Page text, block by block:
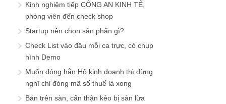
Kinh nghiệm tiếp CÔNG AN KINH TẾ,
phóng viên đến check shop
Startup nên chọn sản phẩn gì?
Check List vào đầu mỗi ca trực, có chụp
hình Demo
Muốn đóng hẳn Hộ kinh doanh thì đừng
nghĩ chỉ đóng mã số thuế là xong
Bán trên sàn, cẩn thận kẻo bị sàn lừa